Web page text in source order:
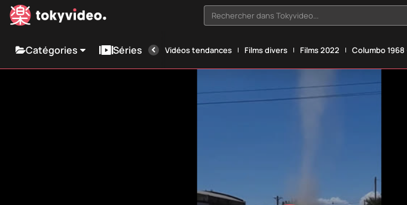
Rechercher dans Tokyvideo...
Catégories Séries Vidéos tendances Films divers Films 2022 Columbo 1968